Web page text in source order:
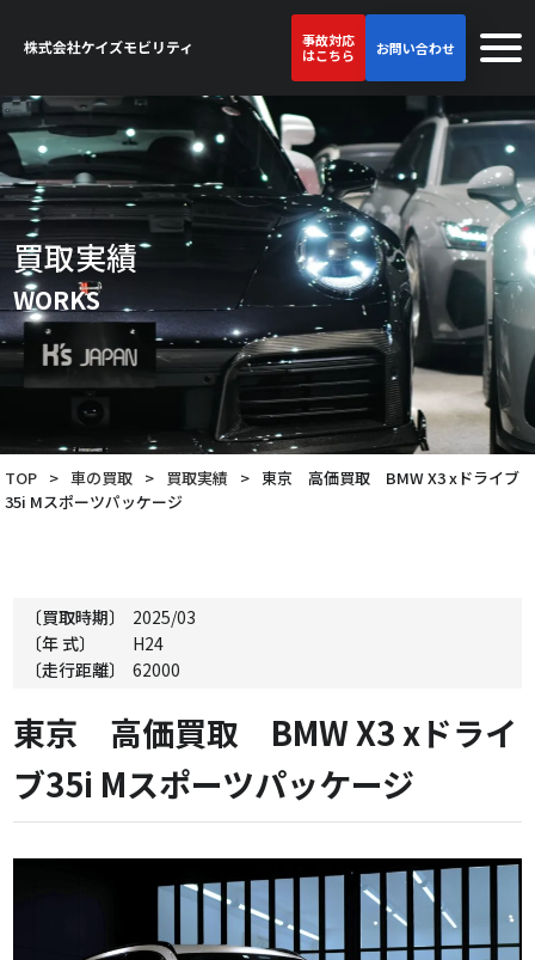
事故対応
はこちら
お問い合わせ
買取実績
WORKS
TOP > 車の買取 > 買取実績 > 東京 高価買取 BMW X3 xドライブ
35i Mスポーツパッケージ
〔買取時期〕
2025/03
〔年 式〕
H24
〔走行距離〕
62000
東京 高価買取 BMW X3 xドライ
ブ35i Mスポーツパッケージ